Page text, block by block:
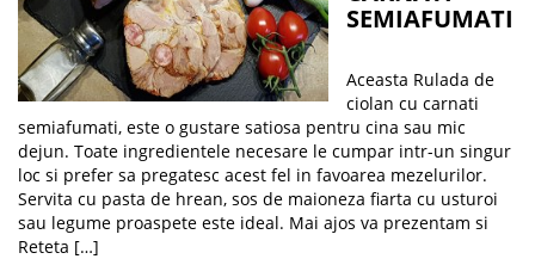
SEMIAFUMATI
Aceasta Rulada de
ciolan cu carnati
semiafumati, este o gustare satiosa pentru cina sau mic
dejun. Toate ingredientele necesare le cumpar intr-un singur
loc si prefer sa pregatesc acest fel in favoarea mezelurilor.
Servita cu pasta de hrean, sos de maioneza fiarta cu usturoi
sau legume proaspete este ideal. Mai ajos va prezentam si
Reteta […]